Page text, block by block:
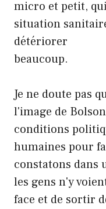
micro et petit,
situation
détériorer
beaucoup.
Je ne doute pas
l'image de
conditions
humaines pour
constatons dans
les gens n'y
face et de sortir